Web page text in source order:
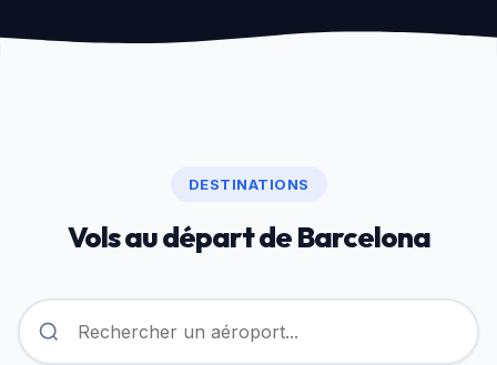
DESTINATIONS
Vols au départ de Barcelona